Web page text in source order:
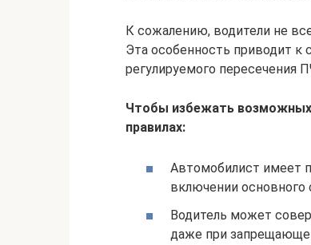
К сожалению, водители не
Эта особенность приводит
регулируемого пересечения
Чтобы избежать
правилах:
Автомобилист имеет
включении основного
Водитель может
даже при